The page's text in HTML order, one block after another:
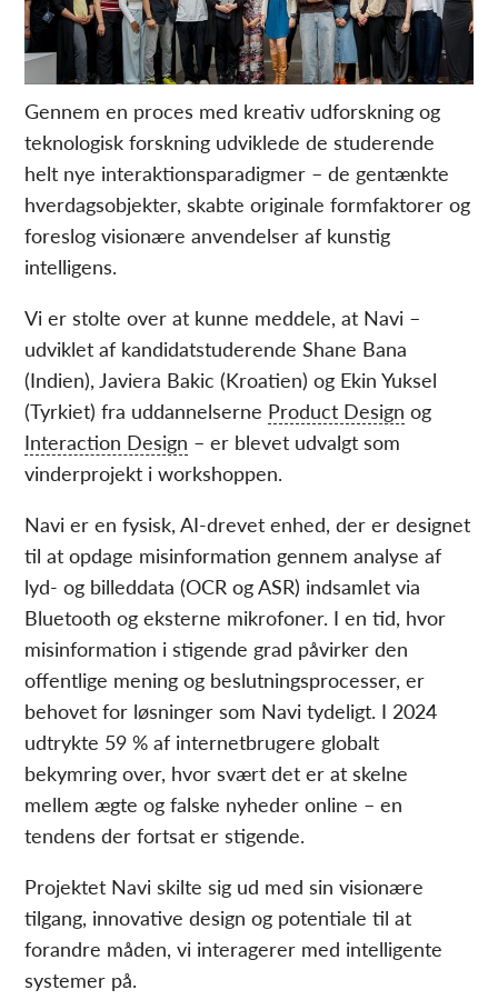
Gennem en proces med kreativ udforskning og
teknologisk forskning udviklede de studerende
helt nye interaktionsparadigmer – de gentænkte
hverdagsobjekter, skabte originale formfaktorer og
foreslog visionære anvendelser af kunstig
intelligens.
Vi er stolte over at kunne meddele, at Navi –
udviklet af kandidatstuderende Shane Bana
(Indien), Javiera Bakic (Kroatien) og Ekin Yuksel
(Tyrkiet) fra uddannelserne Product Design og
Interaction Design – er blevet udvalgt som
vinderprojekt i workshoppen.
Navi er en fysisk, AI-drevet enhed, der er designet
til at opdage misinformation gennem analyse af
lyd- og billeddata (OCR og ASR) indsamlet via
Bluetooth og eksterne mikrofoner. I en tid, hvor
misinformation i stigende grad påvirker den
offentlige mening og beslutningsprocesser, er
behovet for løsninger som Navi tydeligt. I 2024
udtrykte 59 % af internetbrugere globalt
bekymring over, hvor svært det er at skelne
mellem ægte og falske nyheder online – en
tendens der fortsat er stigende.
Projektet Navi skilte sig ud med sin visionære
tilgang, innovative design og potentiale til at
forandre måden, vi interagerer med intelligente
systemer på.